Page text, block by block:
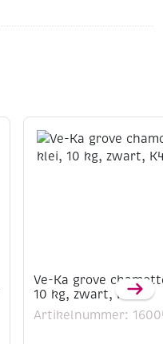
Ve-Ka grove
10 kg, zwart, K42
Artikelnummer: